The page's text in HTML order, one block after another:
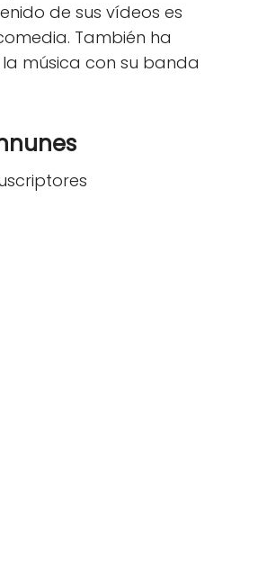
de sus vídeos es
También ha
música con su banda